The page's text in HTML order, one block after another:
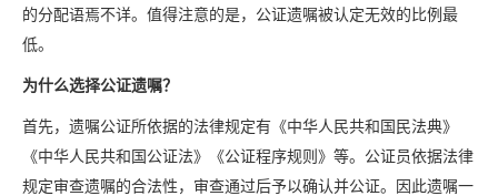
的分配语焉不详。值得注意的是，公证遗嘱被认定无效的比例最
低。
为什么选择公证遗嘱？
首先，遗嘱公证所依据的法律规定有《中华人民共和国民法典》
《中华人民共和国公证法》《公证程序规则》等。公证员依据法律
规定审查遗嘱的合法性，审查通过后予以确认并公证。因此遗嘱一